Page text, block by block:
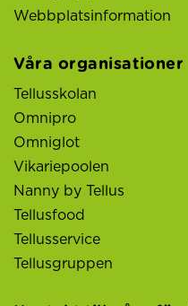
Webbplatsinformation
Våra organisationer
Tellusskolan
Omnipro
Omniglot
Vikariepoolen
Nanny by Tellus
Tellusfood
Tellusservice
Tellusgruppen